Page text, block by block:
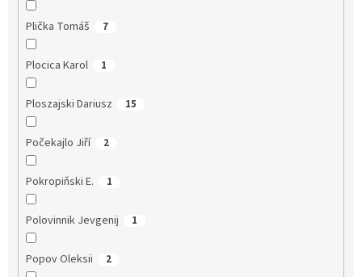
Plička Tomáš 7
Plocica Karol 1
Ploszajski Dariusz 15
Počekajlo Jiří 2
Pokropiňski E. 1
Polovinnik Jevgenij 1
Popov Oleksii 2